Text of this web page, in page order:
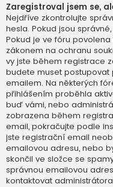
Zaregistroval jsem se,
Nejdříve zkontrolujte
hesla. Pokud jsou
Pokud je ve fóru
zákonem na ochranu
vy jste během registrace
budete muset postupovat
emailem. Na některých
přihlášením proběhla
buď vámi, nebo
zobrazena během
email, pokračujte podle
jste registrační email
emailovou adresu, nebo
skončil ve složce se
správnou emailovou
kontaktovat